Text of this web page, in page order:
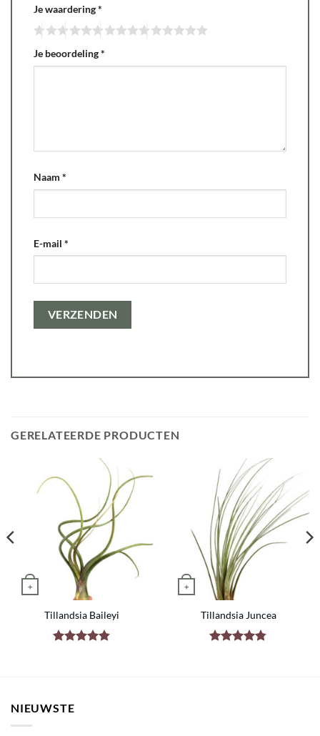
Je waardering*
Je beoordeling*
Naam *
E-mail *
GERELATEERDE PRODUCTEN
+
Dit product heeft meerdere variaties. Deze optie kan gekozen
Tillandsia Baileyi
+
Dit product heeft meerdere
Tillandsia Juncea
op de productpagina
Deze optie kan gekozen worden op de productpagina
NIEUWSTE